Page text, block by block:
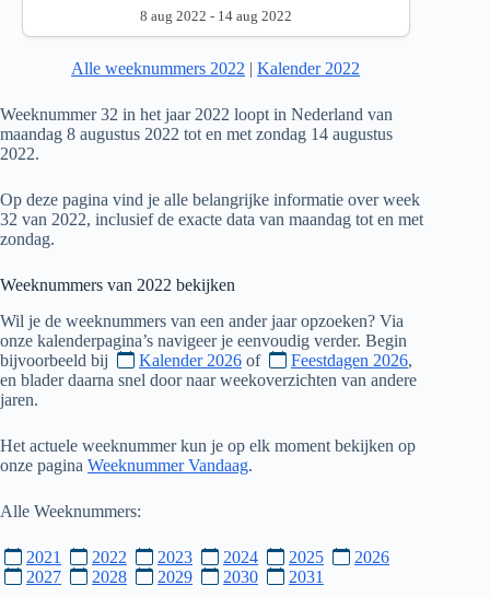
8 aug 2022 - 14 aug 2022
Alle weeknummers 2022 |Kalender 2022
Weeknummer 32 in het jaar 2022 loopt in Nederland van
maandag 8 augustus 2022 tot en met zondag 14 augustus
2022.
Op deze pagina vind je alle belangrijke informatie over week
32 van 2022, inclusief de exacte data van maandag tot en met
zondag.
Weeknummers van 2022 bekijken
Wil je de weeknummers van een ander jaar opzoeken? Via
onze kalenderpagina’s navigeer je eenvoudig verder. Begin
bijvoorbeeld bij
Kalender 2026 of Feestdagen 2026,
en blader daarna snel door naar weekoverzichten van andere
jaren.
Het actuele weeknummer kun je op elk moment bekijken op
onze pagina Weeknummer Vandaag.
Alle Weeknummers:
2021 2022 2023 2024 2025
2026
2027
2028 2029 2030 2031